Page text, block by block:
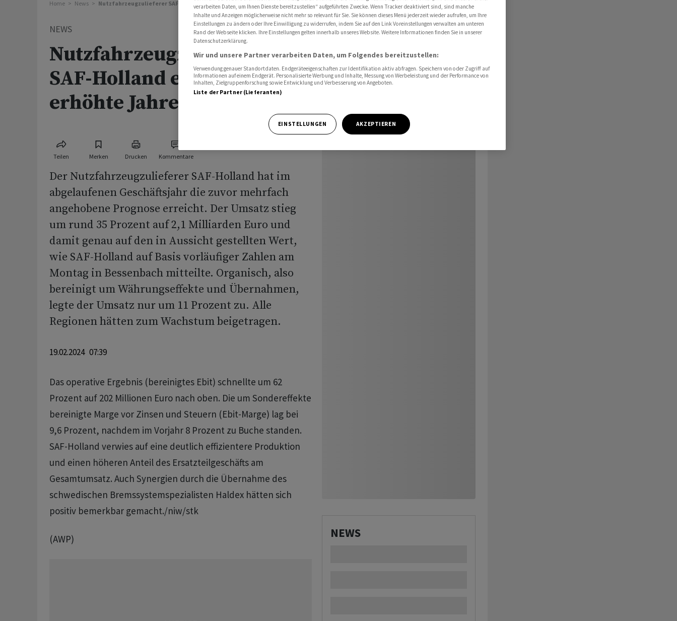
Home News Nutzfahrzeugzulieferer SAF-Holland erreicht erhöhte Jahresprognose
NEWS
Nutzfahrzeugzulieferer
SAF-Holland erreicht
erhöhte Jahresprognose
Teilen Merken Drucken Kommentare
Der Nutzfahrzeugzulieferer SAF-Holland hat im
abgelaufenen Geschäftsjahr die zuvor mehrfach
angehobene Prognose erreicht. Der Umsatz stieg
um rund 35 Prozent auf 2,1 Milliarden Euro und
damit genau auf den in Aussicht gestellten Wert,
wie SAF-Holland auf Basis vorläufiger Zahlen am
Montag in Bessenbach mitteilte. Organisch, also
bereinigt um Währungseffekte und Übernahmen,
legte der Umsatz nur um 11 Prozent zu. Alle
Regionen hätten zum Wachstum beigetragen.
19.02.2024 07:39
Das operative Ergebnis (bereinigtes Ebit) schnellte um 62
Prozent auf 202 Millionen Euro nach oben. Die um Sondereffekte
bereinigte Marge vor Zinsen und Steuern (Ebit-Marge) lag bei
9,6 Prozent, nachdem im Vorjahr 8 Prozent zu Buche standen.
SAF-Holland verwies auf eine deutlich effizientere Produktion
und einen höheren Anteil des Ersatzteilgeschäfts am
Gesamtumsatz. Auch Synergien durch die Übernahme des
schwedischen Bremssystemspezialisten Haldex hätten sich
positiv bemerkbar gemacht./niw/stk
(AWP) NEWS
verarbeiten Daten, um Ihnen Dienste bereitzustellen“ aufgeführten Zwecke. Wenn Tracker deaktiviert sind, sind manche
Inhalte und Anzeigen möglicherweise nicht mehr so relevant für Sie. Sie können dieses Menü jederzeit wieder aufrufen, um Ihre
Einstellungen zu ändern oder Ihre Einwilligung zu widerrufen, indem Sie auf den Link Voreinstellungen verwalten am unteren
Rand der Webseite klicken. Ihre Einstellungen gelten innerhalb unseres Website. Weitere Informationen finden Sie in unserer
Datenschutzerklärung.
Wir und unsere Partner verarbeiten Daten, um Folgendes bereitzustellen:
Verwendung genauer Standortdaten. Endgeräteeigenschaften zur Identifikation aktiv abfragen. Speichern von oder Zugriff auf
Informationen auf einem Endgerät. Personalisierte Werbung und Inhalte, Messung von Werbeleistung und der Performance von
Inhalten, Zielgruppenforschung sowie Entwicklung und Verbesserung von Angeboten.
Liste der Partner (Lieferanten)
EINSTELLUNGEN AKZEPTIEREN